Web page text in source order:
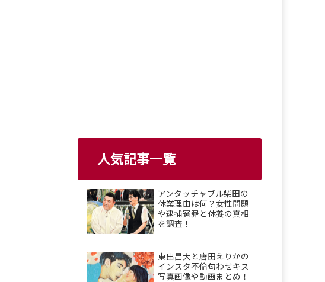
人気記事一覧
アンタッチャブル柴田の
休業理由は何？女性問題
や逮捕冤罪と休養の真相
を調査！
東出昌大と唐田えりかの
インスタ不倫匂わせキス
写真画像や動画まとめ！